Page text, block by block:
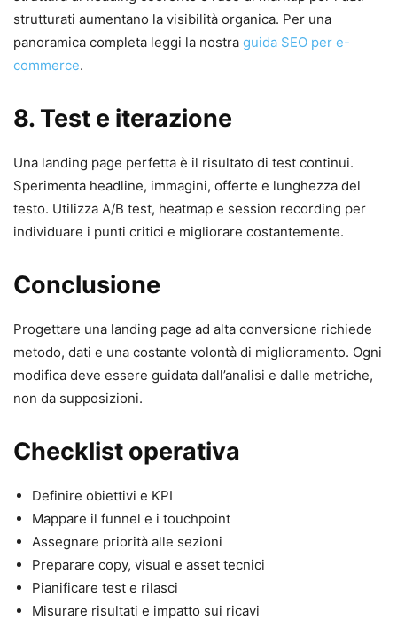
strutturati aumentano la visibilità organica. Per una
panoramica completa leggi la nostra guida SEO per e-
commerce.
8. Test e iterazione
Una landing page perfetta è il risultato di test continui.
Sperimenta headline, immagini, offerte e lunghezza del
testo. Utilizza A/B test, heatmap e session recording per
individuare i punti critici e migliorare costantemente.
Conclusione
Progettare una landing page ad alta conversione richiede
metodo, dati e una costante volontà di miglioramento. Ogni
modifica deve essere guidata dall’analisi e dalle metriche,
non da supposizioni.
Checklist operativa
Definire obiettivi e KPI
Mappare il funnel e i touchpoint
Assegnare priorità alle sezioni
Preparare copy, visual e asset tecnici
Pianificare test e rilasci
Misurare risultati e impatto sui ricavi